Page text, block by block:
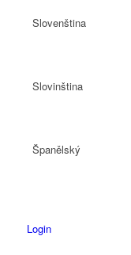
Slovenština
Slovinština
Španělský
Login